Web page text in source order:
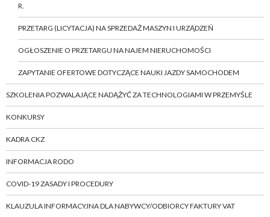
R.
PRZETARG (LICYTACJA) NA SPRZEDAŻ MASZYN I URZĄDZEŃ
OGŁOSZENIE O PRZETARGU NA NAJEM NIERUCHOMOŚCI
ZAPYTANIE OFERTOWE DOTYCZĄCE NAUKI JAZDY SAMOCHODEM
SZKOLENIA POZWALAJĄCE NADĄŻYĆ ZA TECHNOLOGIAMI W PRZEMYŚLE
KONKURSY
KADRA CKZ
INFORMACJA RODO
COVID-19 ZASADY I PROCEDURY
KLAUZULA INFORMACYJNA DLA NABYWCY/ODBIORCY FAKTURY VAT